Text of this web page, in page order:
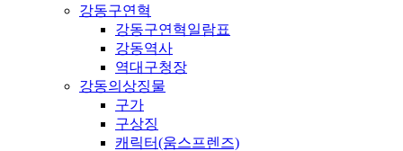
강동구연혁
강동구연혁일람표
강동역사
역대구청장
강동의상징물
구가
구상징
캐릭터(움스프렌즈)